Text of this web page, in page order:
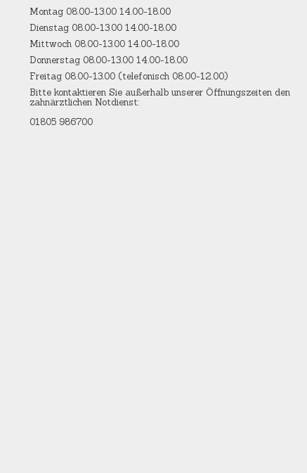
Montag 08.00-13.00 14.00-18.00
Dienstag 08.00-13.00 14.00-18.00
Mittwoch 08.00-13.00 14.00-18.00
Donnerstag 08.00-13.00 14.00-18.00
Freitag 08.00-13.00 (telefonisch 08.00-12.00)
Bitte kontaktieren Sie außerhalb unserer Öffnungszeiten den
zahnärztlichen Notdienst:
01805 986700